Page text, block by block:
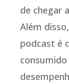
de chegar
Além
podcast é